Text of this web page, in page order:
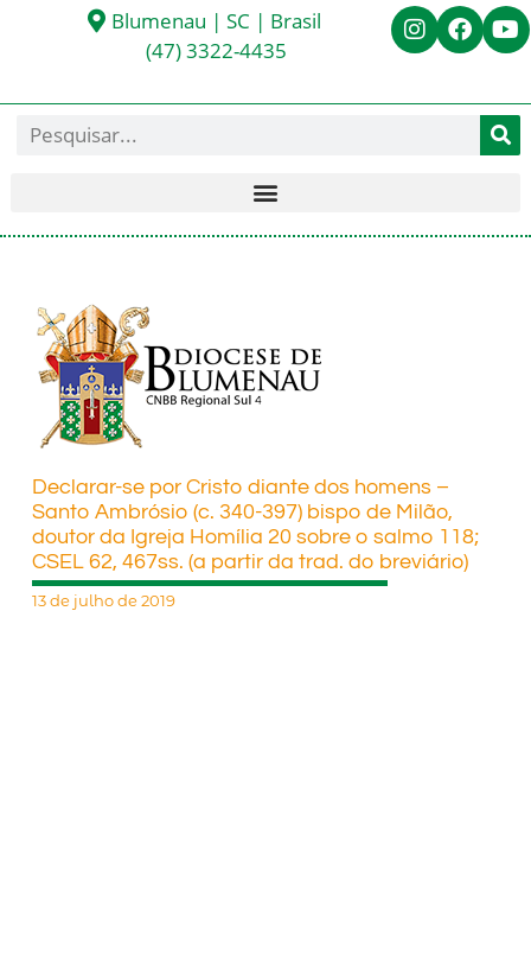
Blumenau | SC | Brasil
(47) 3322-4435
Declarar-se por Cristo diante dos homens –
Santo Ambrósio (c. 340-397) bispo de Milão,
doutor da Igreja Homília 20 sobre o salmo 118;
CSEL 62, 467ss. (a partir da trad. do breviário)
13 de julho de 2019